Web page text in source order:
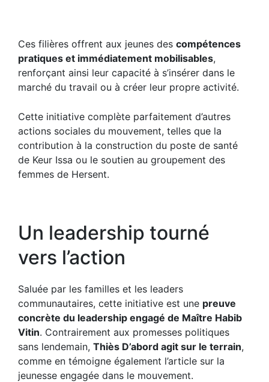
Ces filières offrent aux jeunes des compétences
pratiques et immédiatement mobilisables,
renforçant ainsi leur capacité à s’insérer dans le
marché du travail ou à créer leur propre activité.
Cette initiative complète parfaitement d’autres
actions sociales du mouvement, telles que la
contribution à la construction du poste de santé
de Keur Issa ou le soutien au groupement des
femmes de Hersent.
Un leadership tourné
vers l’action
Saluée par les familles et les leaders
communautaires, cette initiative est une preuve
concrète du leadership engagé de Maître Habib
Vitin. Contrairement aux promesses politiques
sans lendemain, Thiès D’abord agit sur le terrain,
comme en témoigne également l’article sur la
jeunesse engagée dans le mouvement.